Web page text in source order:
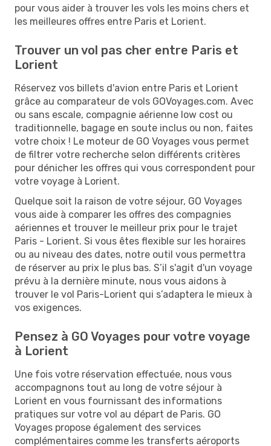
pour vous aider à trouver les vols les moins chers et
les meilleures offres entre Paris et Lorient.
Trouver un vol pas cher entre Paris et
Lorient
Réservez vos billets d'avion entre Paris et Lorient
grâce au comparateur de vols GOVoyages.com. Avec
ou sans escale, compagnie aérienne low cost ou
traditionnelle, bagage en soute inclus ou non, faites
votre choix ! Le moteur de GO Voyages vous permet
de filtrer votre recherche selon différents critères
pour dénicher les offres qui vous correspondent pour
votre voyage à Lorient.
Quelque soit la raison de votre séjour, GO Voyages
vous aide à comparer les offres des compagnies
aériennes et trouver le meilleur prix pour le trajet
Paris - Lorient. Si vous êtes flexible sur les horaires
ou au niveau des dates, notre outil vous permettra
de réserver au prix le plus bas. S’il s'agit d'un voyage
prévu à la dernière minute, nous vous aidons à
trouver le vol Paris-Lorient qui s’adaptera le mieux à
vos exigences.
Pensez à GO Voyages pour votre voyage
à Lorient
Une fois votre réservation effectuée, nous vous
accompagnons tout au long de votre séjour à
Lorient en vous fournissant des informations
pratiques sur votre vol au départ de Paris. GO
Voyages propose également des services
complémentaires comme les transferts aéroports